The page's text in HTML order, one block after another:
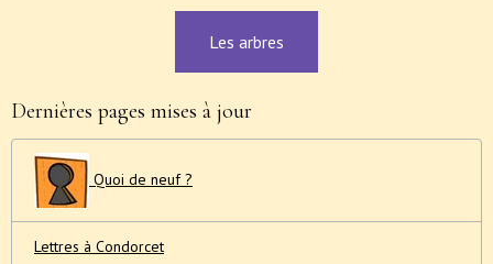
Les arbres
Dernières pages mises à jour
Quoi de neuf ?
Lettres à Condorcet